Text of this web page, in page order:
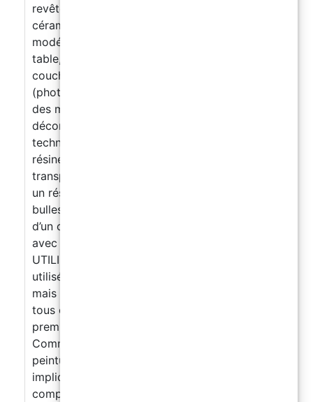
revêtement de surface (bois, béton,
céramique, toile, fibre de verre) et de
modélisme. Idéal pour créer des plateaux de
table, fabriquer des souvenirs, créer une
couche protectrice sur des images imprimées
(photographies, toiles, peintures), fabriquer
des meubles design, créer des éléments de
décoration et de design en utilisant des
techniques d'incorporation d'objets dans la
résine. Grâce à sa haute brillance et
transparence, et à sa faible viscosité, elle offre
un résultat impeccable, transparent et sans
bulles d’air. Elle est également accompagnée
d’un certificat de non-toxicité pour le contact
avec la peau, post-catalyse.
UTILISER】Produit polyvalent qui peut être
utilisé à la fois par les artistes professionnels
mais aussi aux amateurs, créateurs, artistes,
tous ceux qui mettent les pieds pour la
première fois dans ce monde fantastique.
Commencez à fabriquer des bijoux, des
peintures et toute création professionnelle
impliquant l'utilisation de résine. Le kit
comprend 100 gr de résine, 60 gr de